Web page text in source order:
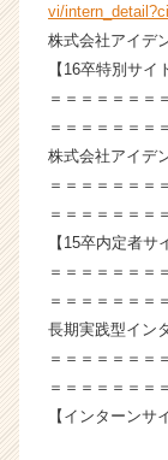
vi/
株式会社アイデ
【16卒特別サイ
＝＝＝＝＝＝＝
＝＝＝＝＝＝＝
株式会社アイデ
＝＝＝＝＝＝＝
＝＝＝＝＝＝＝
【15卒内定者サ
＝＝＝＝＝＝＝
＝＝＝＝＝＝＝
長期実践型イン
＝＝＝＝＝＝＝
＝＝＝＝＝＝＝
【インターンサ